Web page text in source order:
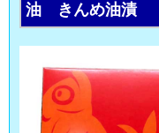
油 きんめ油漬